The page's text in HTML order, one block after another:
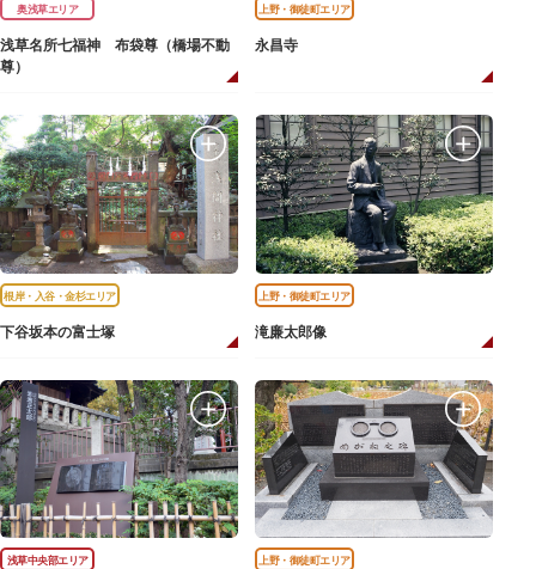
奥浅草エリア
浅草名所七福神 布袋尊（橋場不動
尊）
上野・御徒町エリア
永昌寺
根岸・入谷・金杉エリア
下谷坂本の富士塚
上野・御徒町エリア
滝廉太郎像
浅草中央部エリア 上野・御徒町エリア